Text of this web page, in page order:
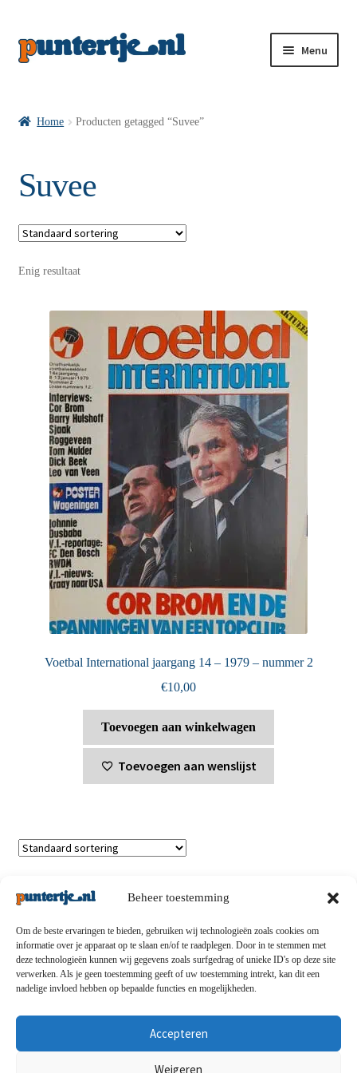
Beheer toestemming
Om de beste ervaringen te bieden, gebruiken wij technologieën zoals cookies om
informatie over je apparaat op te slaan en/of te raadplegen. Door in te stemmen met
deze technologieën kunnen wij gegevens zoals surfgedrag of unieke ID's op deze site
verwerken. Als je geen toestemming geeft of uw toestemming intrekt, kan dit een
nadelige invloed hebben op bepaalde functies en mogelijkheden.
Accepteren
Weigeren
Menu
VI’s met Posters
Wie is puntertje
Puntertjes
Contact
Home Producten getagged “Suvee”
Suvee
Enig resultaat
Voetbal International jaargang 14 – 1979 – nummer 2
€10,00
Toevoegen aan winkelwagen
Toevoegen aan wenslijst
Privacybeleid-Verzending en retouren-Algemene
voorwaarden-Disclaimert-Betaalmethoden-Over ons